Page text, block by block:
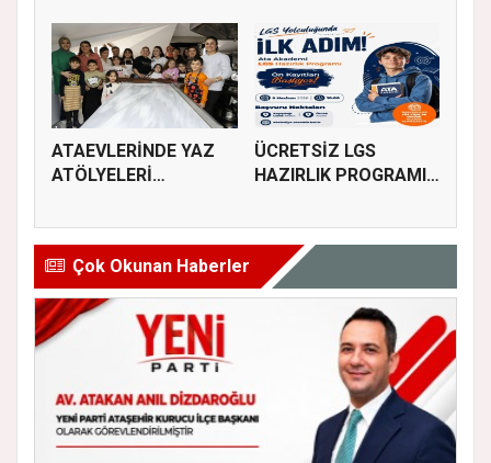
ATAEVLERİNDE YAZ
ATÖLYELERİ
ÜCRETSİZ LGS
HAZIRLIK PROGRAMI
Çok Okunan Haberler